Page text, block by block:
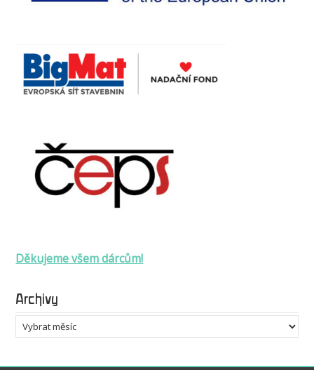
Děkujeme všem dárcům!
Archivy
Archivy